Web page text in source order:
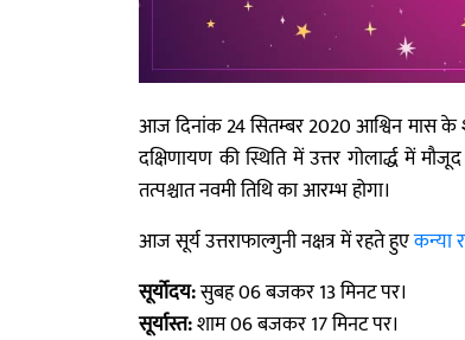
आज दिनांक 24 सितम्बर 2020 आश्विन मास के
दक्षिणायण की स्थिति में उत्तर गोलार्द्ध में
तत्पश्चात नवमी तिथि का आरम्भ होगा।
आज सूर्य उत्तराफाल्गुनी नक्षत्र में रहते हुएकन्या
सूर्योदय:सुबह 06 बजकर 13 मिनट पर।
सूर्यास्त:शाम 06 बजकर 17 मिनट पर।